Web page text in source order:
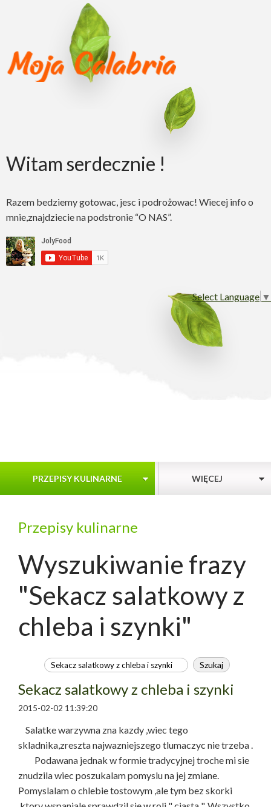
Witam serdecznie !
Razem bedziemy gotowac, jesc i podrożowac! Wiecej info o
mnie,znajdziecie na podstronie “O NAS”.
Select Language ▼
PRZEPISY KULINARNE WIĘCEJ
Przepisy kulinarne
Wyszukiwanie frazy
"Sekacz salatkowy z
chleba i szynki"
Sekacz salatkowy z chleba i szynki
2015-02-02 11:39:20
Salatke warzywna zna kazdy ,wiec tego
skladnika,zreszta najwazniejszego tlumaczyc nie trzeba .
Podawana jednak w formie tradycyjnej troche mi sie
znudzila wiec poszukalam pomyslu na jej zmiane.
Pomyslalam o chlebie tostowym ,ale tym bez skorki